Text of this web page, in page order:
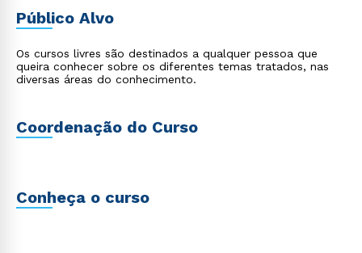
Público Alvo
Os cursos livres são destinados a qualquer pessoa que
queira conhecer sobre os diferentes temas tratados, nas
diversas áreas do conhecimento.
Coordenação do Curso
Conheça o curso